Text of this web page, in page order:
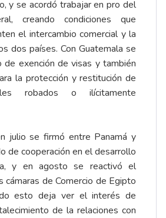
y se acordó trabajar en pro del
creando condiciones que
el intercambio comercial y la
dos países. Con Guatemala se
de exención de visas y también
la protección y restitución de
robados o ilícitamente
julio se firmó entre Panamá y
de cooperación en el desarrollo
y en agosto se reactivó el
cámaras de Comercio de Egipto
esto deja ver el interés de
de la relaciones con